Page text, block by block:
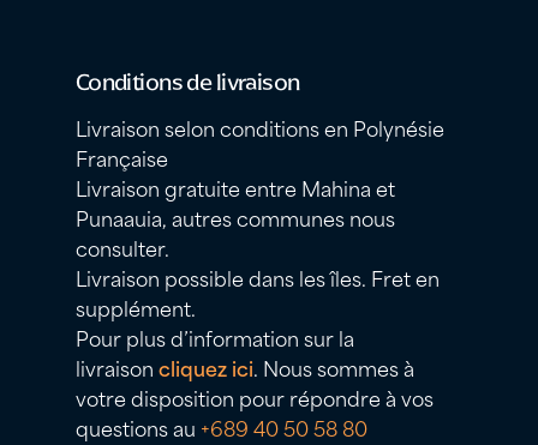
Conditions de livraison
Livraison selon conditions en Polynésie
Française
Livraison gratuite entre Mahina et
Punaauia, autres communes nous
consulter.
Livraison possible dans les îles. Fret en
supplément.
Pour plus d’information sur la
livraisoncliquez ici. Nous sommes à
votre disposition pour répondre à vos
questions au +689 40 50 58 80